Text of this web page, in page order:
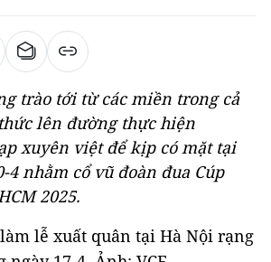
trào tới từ các miền trong cả
lên đường thực hiện
xuyên việt để kịp có mặt tại
4 nhằm cổ vũ đoàn đua Cúp
2025.